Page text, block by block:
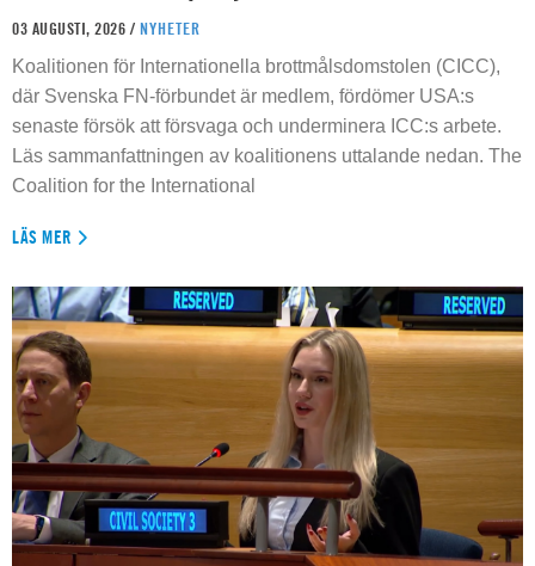
03 AUGUSTI, 2026 / NYHETER
Koalitionen för Internationella brottmålsdomstolen (CICC),
där Svenska FN-förbundet är medlem, fördömer USA:s
senaste försök att försvaga och underminera ICC:s arbete.
Läs sammanfattningen av koalitionens uttalande nedan. The
Coalition for the International
LÄS MER